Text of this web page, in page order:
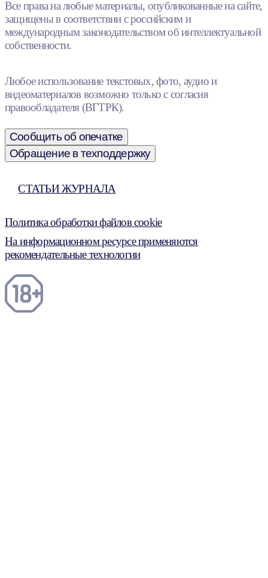
Все права на любые материалы, опубликованные на сайте,
защищены в соответствии с российским и
международным законодательством об интеллектуальной
собственности.
Любое использование текстовых, фото, аудио и
видеоматериалов возможно только с согласия
правообладателя (ВГТРК).
Сообщить об опечатке
Обращение в техподдержку
СТАТЬИ ЖУРНАЛА
Политика обработки файлов cookie
На информационном ресурсе применяются
рекомендательные технологии